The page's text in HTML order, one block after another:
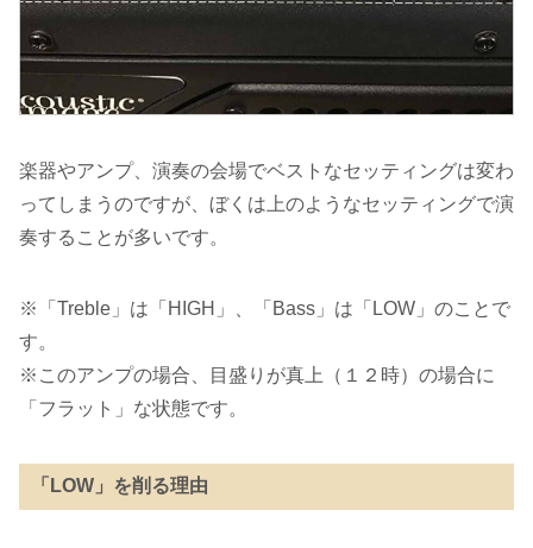
楽器やアンプ、演奏の会場でベストなセッティングは変わ
ってしまうのですが、ぼくは上のようなセッティングで演
奏することが多いです。
※「Treble」は「HIGH」、「Bass」は「LOW」のことで
す。
※このアンプの場合、目盛りが真上（１２時）の場合に
「フラット」な状態です。
「LOW」を削る理由